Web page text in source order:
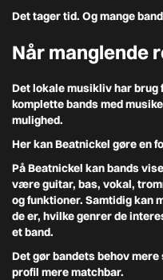
Det tager tid. Og mange
Når manglende
Det lokale musikliv har
komplette bands med
mulighed.
Her kan Beatnickel gøre en
På Beatnickel kan bands
være guitar, bas, vokal,
og funktioner. Samtidig kan
de er, hvilke genrer de
et band.
Det gør bandets behov
profil mere matchbar.